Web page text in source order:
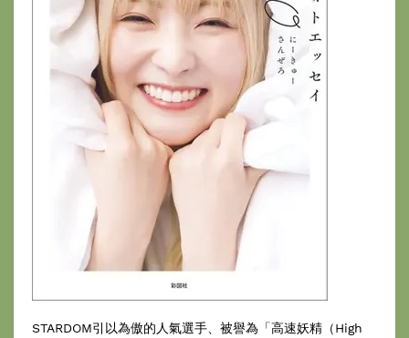
STARDOM引以為傲的人氣選手、被譽為「高速妖精（High